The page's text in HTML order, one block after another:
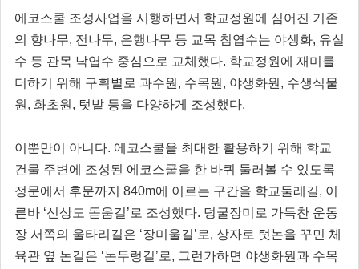
에코스쿨 조성사업을 시행하면서 학교정원에 심어진 기존
의 향나무, 전나무, 은행나무 등 교목 침엽수는 야생화, 유실
수 등 관목 낙엽수 중심으로 교체했다. 학교정원에 재미를
더하기 위해 구획별로 과수원, 수목원, 야생화원, 수생식물
원, 화초원, 텃밭 등을 다양하게 조성했다.
이뿐만이 아니다. 에코스쿨을 최대한 활용하기 위해 학교
건물 주변에 조성된 에코스쿨을 한 바퀴 둘러볼 수 있도록
정문에서 후문까지 840m에 이르는 구간을 학교둘레길, 이
른바 ‘신상도 돋움길’로 조성했다. 덩굴장미로 가득찬 운동
장 서쪽의 울타리길은 ‘장미울길’로, 상자로 텃논을 꾸민 체
육관 옆 논길은 ‘논두렁길’로, 그런가하면 야생화원과 수목